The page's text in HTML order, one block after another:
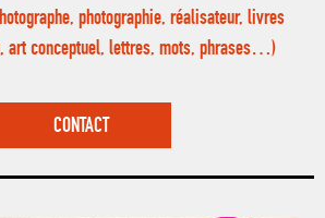
photographie, réalisateur, livres
art conceptuel, lettres, mots, phrases…)
CONTACT